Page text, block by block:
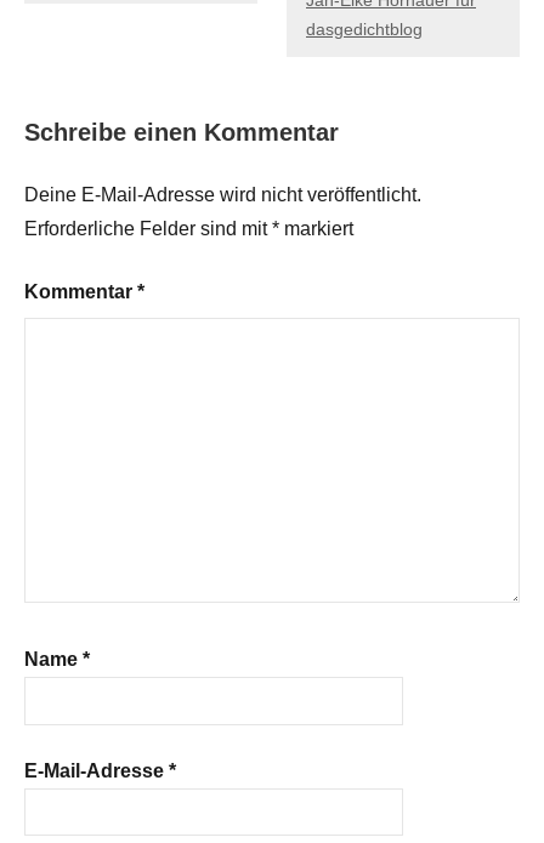
dasgedichtblog
Schreibe einen Kommentar
Deine E-Mail-Adresse wird nicht veröffentlicht.
Erforderliche Felder sind mit* markiert
Kommentar *
Name *
E-Mail-Adresse *